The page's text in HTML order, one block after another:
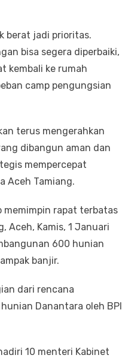
berat jadi prioritas.
bisa segera diperbaiki,
kembali ke rumah
camp pengungsian
terus mengerahkan
dibangun aman dan
mempercepat
Aceh Tamiang.
memimpin rapat terbatas
Aceh, Kamis, 1 Januari
600 hunian
banjir.
dari rencana
Danantara oleh BPI
10 menteri Kabinet